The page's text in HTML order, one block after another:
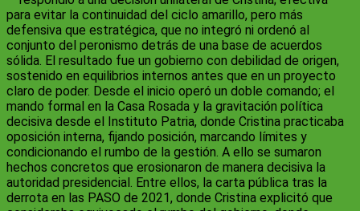
para evitar la continuidad del ciclo amarillo, pero más
defensiva que estratégica, que no integró ni ordenó al
conjunto del peronismo detrás de una base de acuerdos
sólida. El resultado fue un gobierno con debilidad de origen,
sostenido en equilibrios internos antes que en un proyecto
claro de poder. Desde el inicio operó un doble comando; el
mando formal en la Casa Rosada y la gravitación política
decisiva desde el Instituto Patria, donde Cristina practicaba
oposición interna, fijando posición, marcando límites y
condicionando el rumbo de la gestión. A ello se sumaron
hechos concretos que erosionaron de manera decisiva la
autoridad presidencial. Entre ellos, la carta pública tras la
derrota en las PASO de 2021, donde Cristina explicitó que